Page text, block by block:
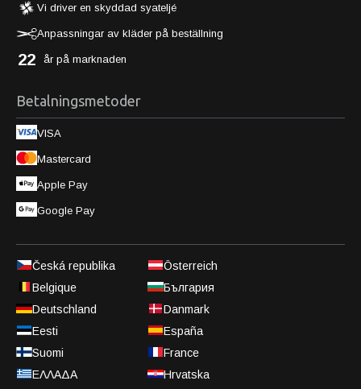
Vi driver en skyddad syateljé
Anpassningar av kläder på beställning
22 år på marknaden
Betalningsmetoder
VISA
Mastercard
Apple Pay
Google Pay
Česká republika
Österreich
Belgique
България
Deutschland
Danmark
Eesti
España
Suomi
France
ΕΛΛΑΔΑ
Hrvatska